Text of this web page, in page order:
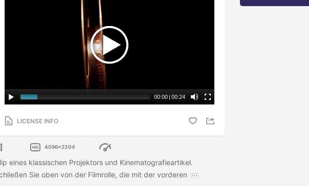
00:00 | 00:24
LICENSE INFO
4096x2304
eines klassischen Projektors und Kinematografieartikel.
Sie oben von der Filmrolle, die mit der vorderen